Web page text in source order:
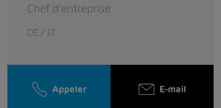
Chef d’entreprise
DE / IT
Appeler E-mail